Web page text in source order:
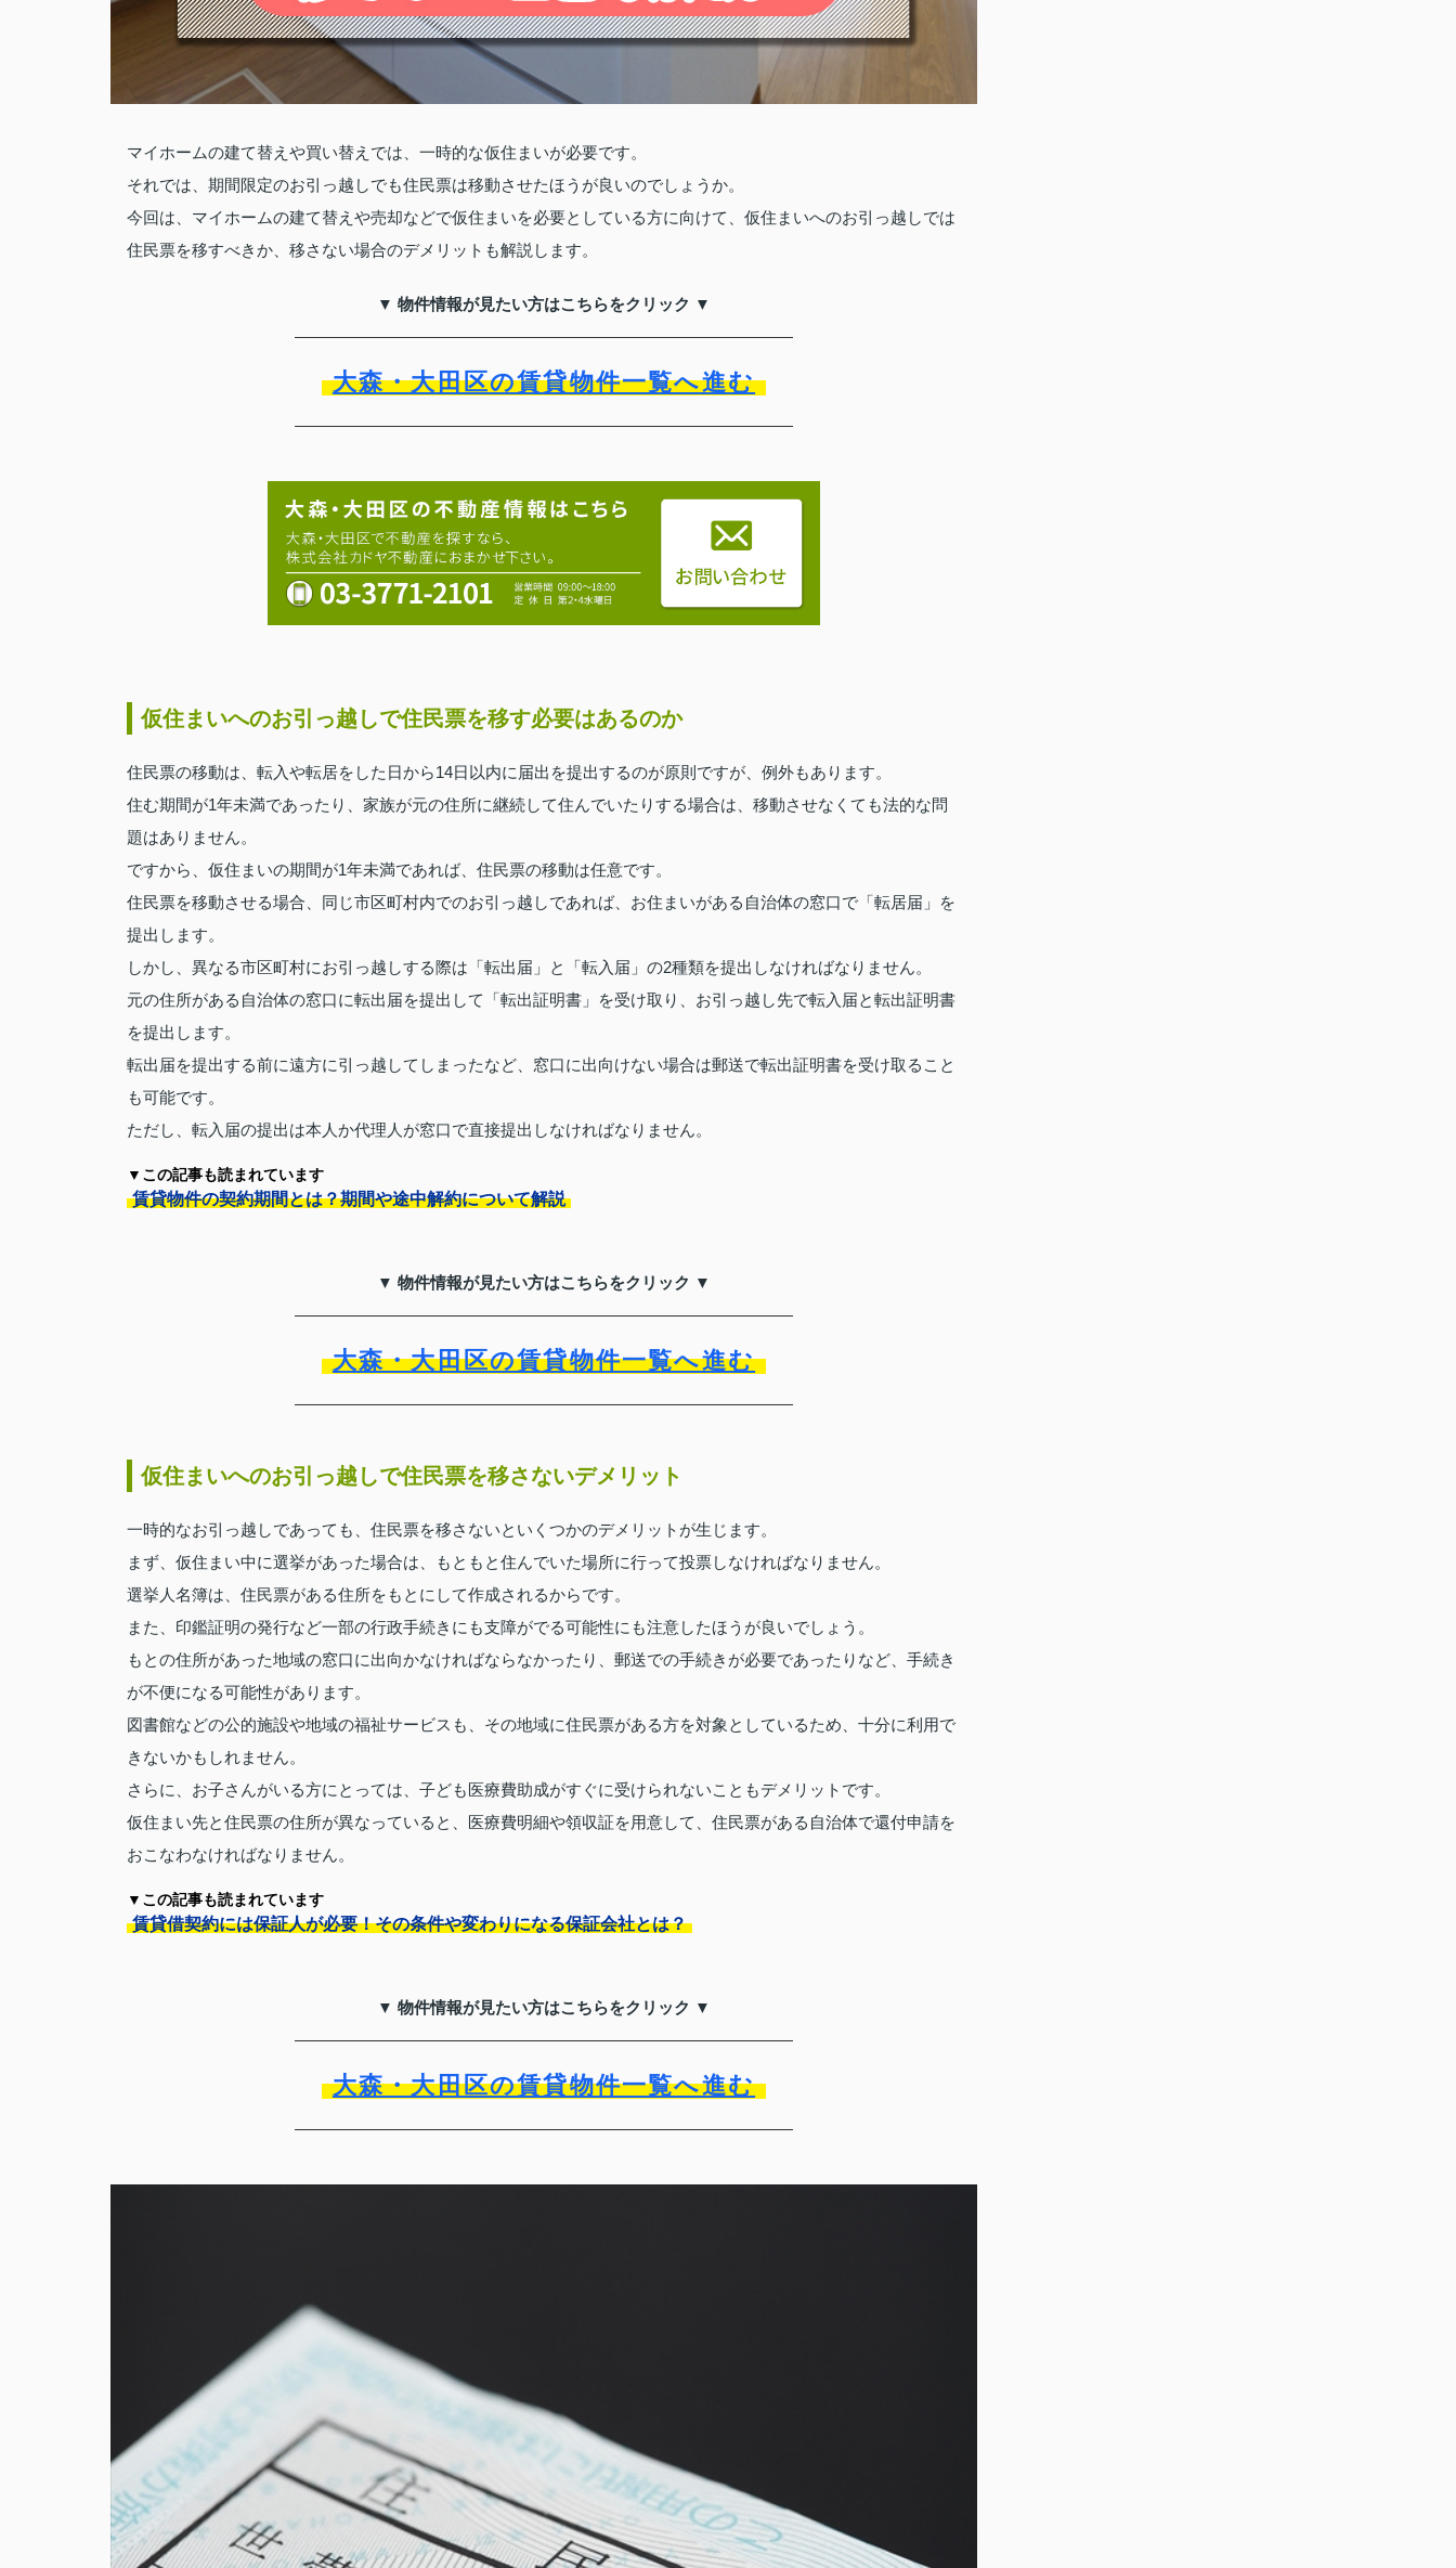
マイホームの建て替えや買い替えでは、一時的な仮住まいが必要です。
それでは、期間限定のお引っ越しでも住民票は移動させたほうが良いのでしょうか。
今回は、マイホームの建て替えや売却などで仮住まいを必要としている方に向けて、仮住まいへのお引っ越しでは
住民票を移すべきか、移さない場合のデメリットも解説します。
▼ 物件情報が見たい方はこちらをクリック ▼
大森・大田区の賃貸物件一覧へ進む
仮住まいへのお引っ越しで住民票を移す必要はあるのか
住民票の移動は、転入や転居をした日から14日以内に届出を提出するのが原則ですが、例外もあります。
住む期間が1年未満であったり、家族が元の住所に継続して住んでいたりする場合は、移動させなくても法的な問
題はありません。
ですから、仮住まいの期間が1年未満であれば、住民票の移動は任意です。
住民票を移動させる場合、同じ市区町村内でのお引っ越しであれば、お住まいがある自治体の窓口で「転居届」を
提出します。
しかし、異なる市区町村にお引っ越しする際は「転出届」と「転入届」の2種類を提出しなければなりません。
元の住所がある自治体の窓口に転出届を提出して「転出証明書」を受け取り、お引っ越し先で転入届と転出証明書
を提出します。
転出届を提出する前に遠方に引っ越してしまったなど、窓口に出向けない場合は郵送で転出証明書を受け取ること
も可能です。
ただし、転入届の提出は本人か代理人が窓口で直接提出しなければなりません。
▼この記事も読まれています
賃貸物件の契約期間とは？期間や途中解約について解説
▼ 物件情報が見たい方はこちらをクリック ▼
大森・大田区の賃貸物件一覧へ進む
仮住まいへのお引っ越しで住民票を移さないデメリット
一時的なお引っ越しであっても、住民票を移さないといくつかのデメリットが生じます。
まず、仮住まい中に選挙があった場合は、もともと住んでいた場所に行って投票しなければなりません。
選挙人名簿は、住民票がある住所をもとにして作成されるからです。
また、印鑑証明の発行など一部の行政手続きにも支障がでる可能性にも注意したほうが良いでしょう。
もとの住所があった地域の窓口に出向かなければならなかったり、郵送での手続きが必要であったりなど、手続き
が不便になる可能性があります。
図書館などの公的施設や地域の福祉サービスも、その地域に住民票がある方を対象としているため、十分に利用で
きないかもしれません。
さらに、お子さんがいる方にとっては、子ども医療費助成がすぐに受けられないこともデメリットです。
仮住まい先と住民票の住所が異なっていると、医療費明細や領収証を用意して、住民票がある自治体で還付申請を
おこなわなければなりません。
▼この記事も読まれています
賃貸借契約には保証人が必要！その条件や変わりになる保証会社とは？
▼ 物件情報が見たい方はこちらをクリック ▼
大森・大田区の賃貸物件一覧へ進む